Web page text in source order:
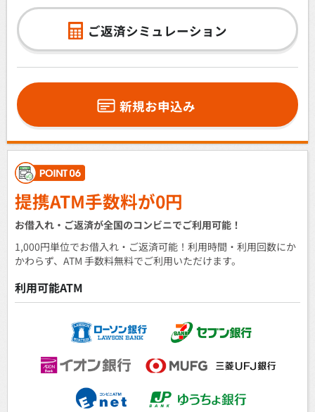
ご返済シミュレーション
新規お申込み
提携ATM手数料が0円
お借入れ・ご返済が全国のコンビニでご利用可能！
1,000円単位でお借入れ・ご返済可能！利用時間・利用回数にか
かわらず、ATM 手数料無料でご利用いただけます。
利用可能ATM